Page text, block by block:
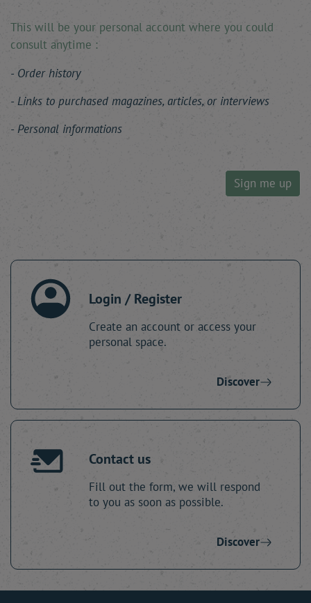
This will be your personal account where you could
consult anytime :
Order history
Links to purchased magazines, articles, or interviews
Personal informations
Sign me up
Login / Register
Create an account or access your
personal space.
Discover
Contact us
Fill out the form, we will respond
to you as soon as possible.
Discover